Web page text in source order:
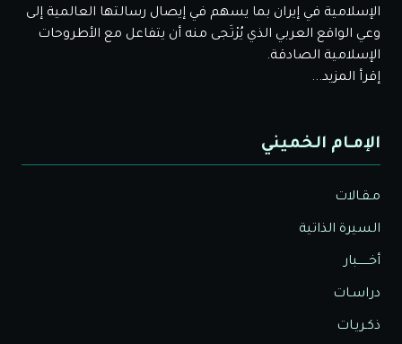
الإسلامية في إيران بما يسهم في إيصال رسالتها العالمية إلى
وعي الواقع العربي الذي يُرْتَجى منه أن يتفاعل مع الأطروحات
الإسلامية الصادقة.
إقرأ المزيد...
الإمـام الخميني
مـقـالات
السيرة الذاتية
أخــــــبار
دراسـات
ذكـريـات